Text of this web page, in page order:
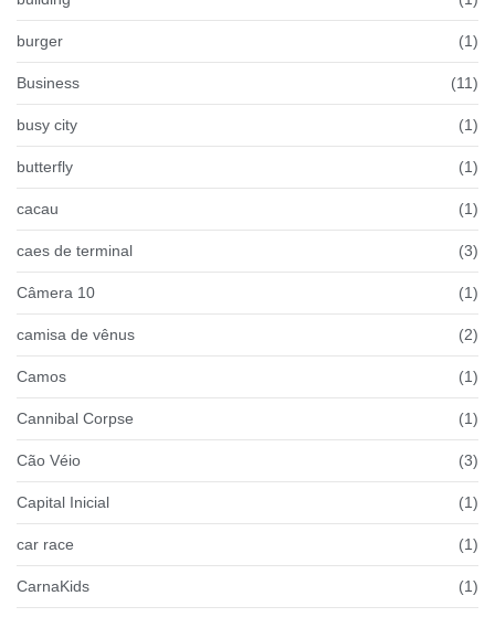
burger (1)
Business (11)
busy city (1)
butterfly (1)
cacau (1)
caes de terminal (3)
Câmera 10 (1)
camisa de vênus (2)
Camos (1)
Cannibal Corpse (1)
Cão Véio (3)
Capital Inicial (1)
car race (1)
CarnaKids (1)